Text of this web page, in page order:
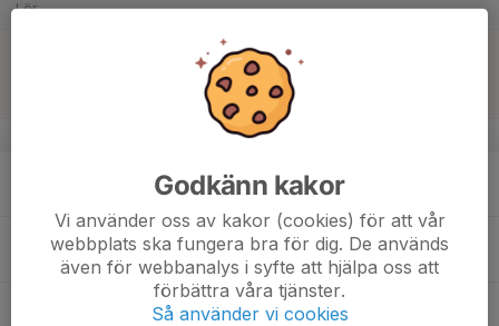
Lör
Match mot Kubikenborgs IF 2017 Svart
Div 10F Pojkar Vår 2025 Medelpad
Njurunda SK gräs
v.25
Godkänn kakor
Vi använder oss av kakor (cookies) för att vår
webbplats ska fungera bra för dig. De används
även för webbanalys i syfte att hjälpa oss att
förbättra våra tjänster.
Så använder vi cookies